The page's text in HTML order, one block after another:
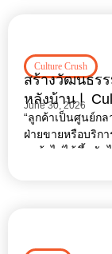
Culture Crush
สร้างวัฒนธร
หลังบ้าน❘
June 30, 2026
“ลูกค้าเป็นศูนย์ก
ฝ่ายขายหรือบริก
ลูกค้าไม่ได้ขึ้นบั